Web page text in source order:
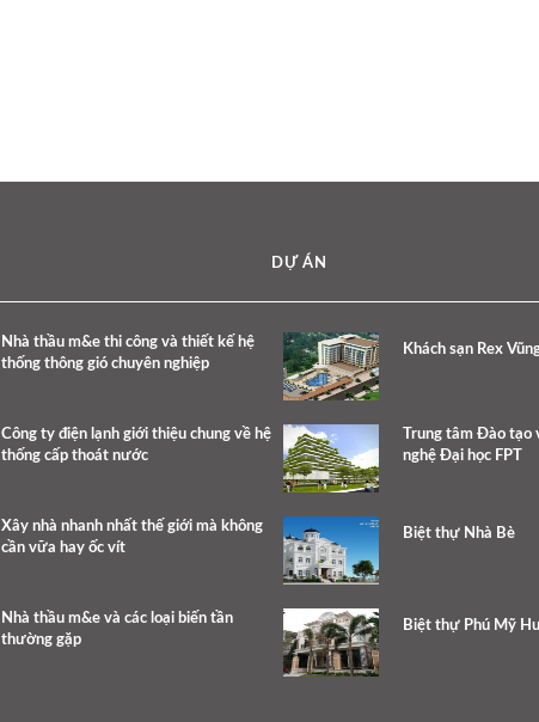
Nhà thầu m&e thi công và thiết kế hệ
thống thông gió chuyên nghiệp
Công ty điện lạnh giới thiệu chung về hệ
thống cấp thoát nước
Xây nhà nhanh nhất thế giới mà không
cần vữa hay ốc vít
Nhà thầu m&e và các loại biến tần
thường gặp
DỰ ÁN
Khách sạn Rex
Trung tâm Đào tạo
nghệ Đại học FPT
Biệt thự Nhà Bè
Biệt thự Phú Mỹ